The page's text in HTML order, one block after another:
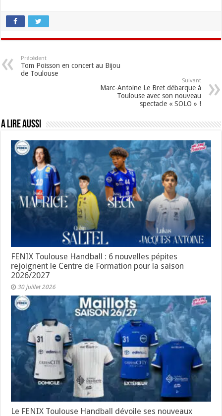
Précédent
Tom Poisson en concert au Bijou
de Toulouse
Suivant
Marc-Antoine Le Bret débarque à
Toulouse avec son nouveau
spectacle « SOLO » !
A lire aussi
FENIX Toulouse Handball : 6 nouvelles pépites
rejoignent le Centre de Formation pour la saison
2026/2027
30 juillet 2026
Le FENIX Toulouse Handball dévoile ses nouveaux